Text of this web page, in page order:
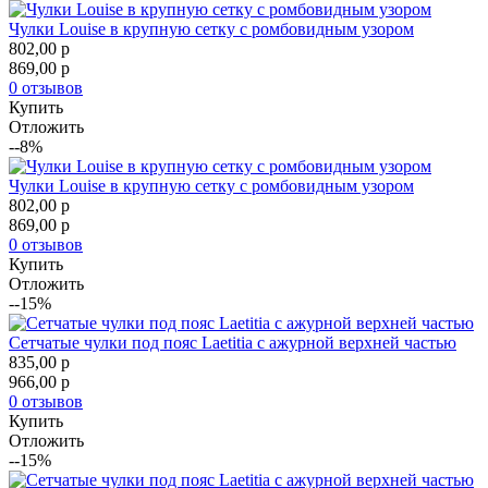
Чулки Louise в крупную сетку с ромбовидным узором
802,00 p
869,00 p
0 отзывов
Купить
Отложить
--8%
Чулки Louise в крупную сетку с ромбовидным узором
802,00 p
869,00 p
0 отзывов
Купить
Отложить
--15%
Сетчатые чулки под пояс Laetitia с ажурной верхней частью
835,00 p
966,00 p
0 отзывов
Купить
Отложить
--15%